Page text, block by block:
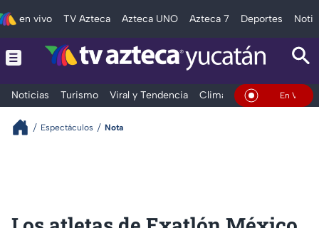
en vivo TV Azteca Azteca UNO Azteca 7 Deportes
Noticias Turismo Viral y Tendencia Clima Deportes En Vivo
Espectáculos Nota